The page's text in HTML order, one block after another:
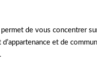
de vous concentrer
et de